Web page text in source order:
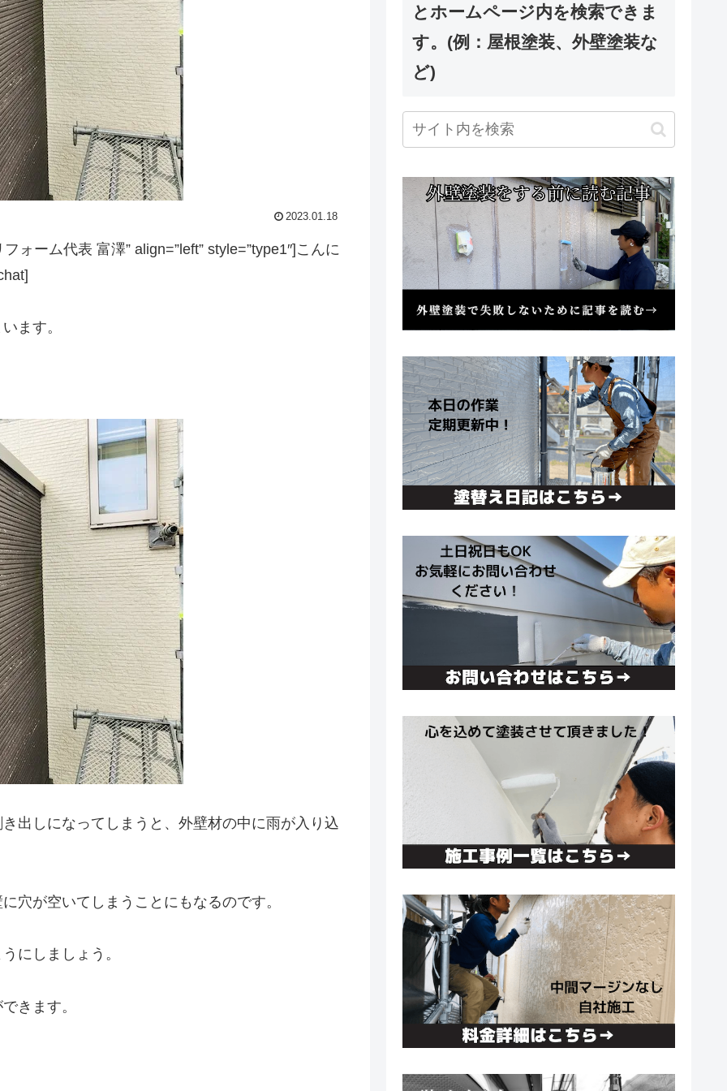
2023.01.18
ォーム代表 富澤” align=”left” style=”type1″]こんに
ます。
出しになってしまうと、外壁材の中に雨が入り込
穴が空いてしまうことにもなるのです。
にしましょう。
きます。
とホームページ内を検索できま
す。(例：屋根塗装、外壁塗装な
ど)